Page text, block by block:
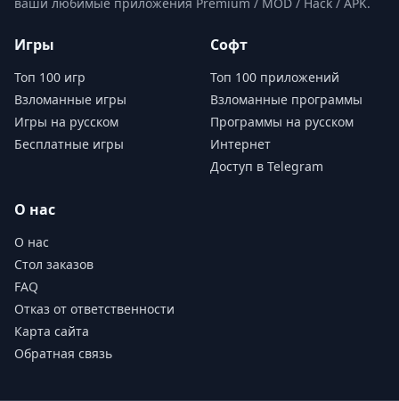
Игры
Топ 100 игр
Взломанные игры
Игры на русском
Бесплатные игры
Софт
Топ 100 приложений
Взломанные программы
Программы на русском
Интернет
Доступ в Telegram
О нас
О нас
Стол заказов
FAQ
Отказ от ответственности
Карта сайта
Обратная связь